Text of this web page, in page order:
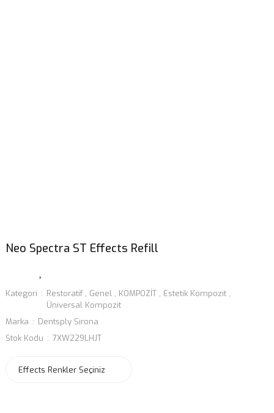
Neo Spectra ST Effects Refill
Kategori Restoratif , Genel , KOMPOZİT , Estetik Kompozit ,
Üniversal Kompozit
Marka
Dentsply Sirona
Stok Kodu
7XW229LHJT